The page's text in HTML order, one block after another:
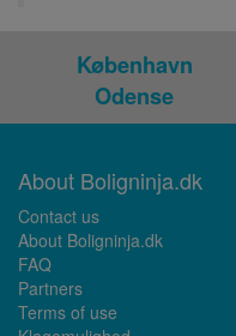
København
Odense
About Boligninja.dk
Contact us
About Boligninja.dk
FAQ
Partners
Terms of use